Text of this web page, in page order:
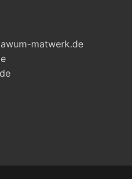
matwerk.de